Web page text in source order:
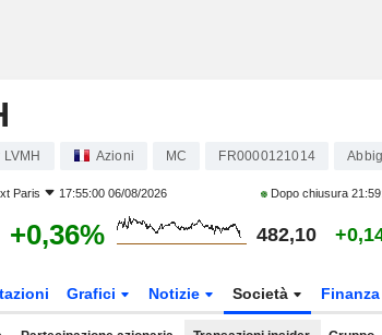
Azioni MC FR0000121014
Paris 17:55:00 06/08/2026 Dopo chiusura
+0,36% 482,10
Grafici Notizie Società Finanza